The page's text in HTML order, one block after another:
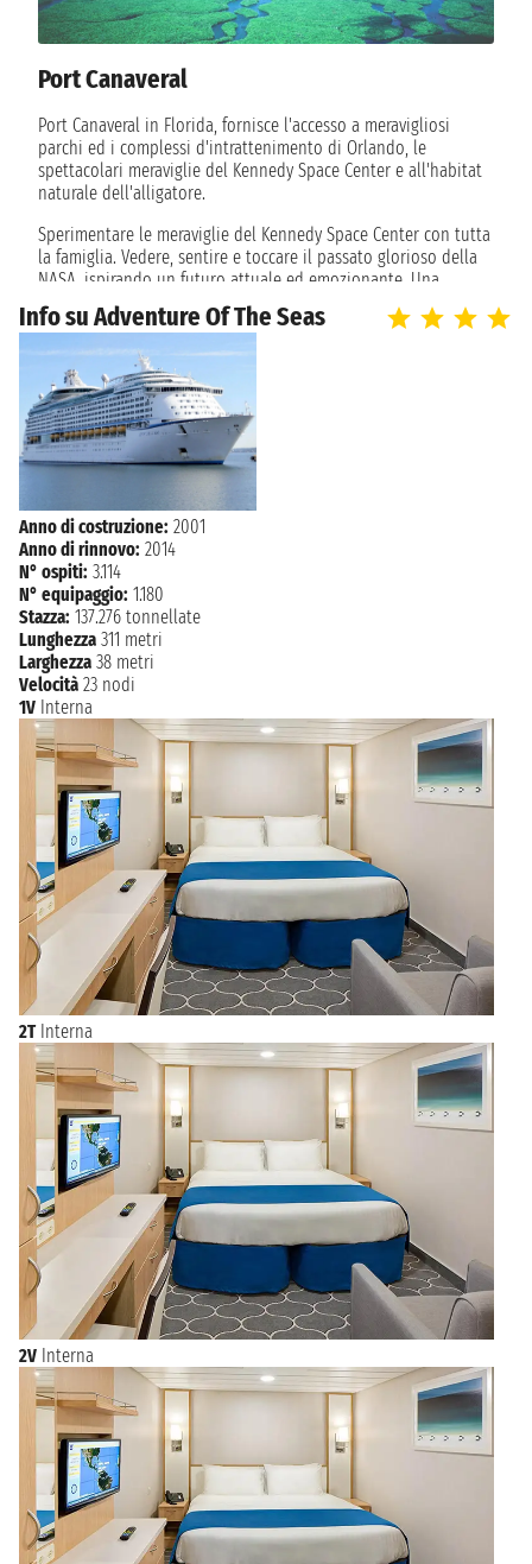
07:00
CANAVERAL
Port Canaveral
Port Canaveral in Florida, fornisce l'accesso a meravigliosi
parchi ed i complessi d'intrattenimento di Orlando, le
spettacolari meraviglie del Kennedy Space Center e all'habitat
naturale dell'alligatore.
Sperimentare le meraviglie del Kennedy Space Center con tutta
la famiglia. Vedere, sentire e toccare il passato glorioso della
NASA, ispirando un futuro attuale ed emozionante. Una
passeggiata attraverso i razzi Rocket Garden, casa di Apollo e
Gemini, riproduzioni a grandezza naturale dello space shuttle
Explorer e veicoli spaziali che hanno orbitato intorno alla
terra. Intraprendere un tour nelle Everglades della Florida
centrale. Durante il viaggio potrai scivolare sopra un mare
d'erba nell'incontaminato eco-sistema della palude di
cipresso, dove abbondano gli alligatori ed altri animali
selvatici.
Info su Adventure Of The Seas
Anno di costruzione: 2001
Anno di rinnovo: 2014
N° ospiti: 3.114
N° equipaggio: 1.180
Stazza: 137.276 tonnellate
Lunghezza 311 metri
Larghezza 38 metri
Velocità 23 nodi
1V Interna
2T Interna
2V Interna